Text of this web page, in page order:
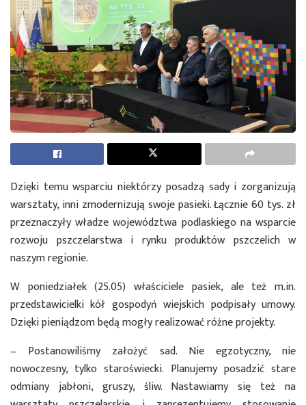
Dzięki temu wsparciu niektórzy posadzą sady i zorganizują
warsztaty, inni zmodernizują swoje pasieki. Łącznie 60 tys. zł
przeznaczyły władze województwa podlaskiego na wsparcie
rozwoju pszczelarstwa i rynku produktów pszczelich w
naszym regionie.
W poniedziałek (25.05) właściciele pasiek, ale też m.in.
przedstawicielki kół gospodyń wiejskich podpisały umowy.
Dzięki pieniądzom będą mogły realizować różne projekty.
– Postanowiliśmy założyć sad. Nie egzotyczny, nie
nowoczesny, tylko staroświecki. Planujemy posadzić stare
odmiany jabłoni, gruszy, śliw. Nastawiamy się też na